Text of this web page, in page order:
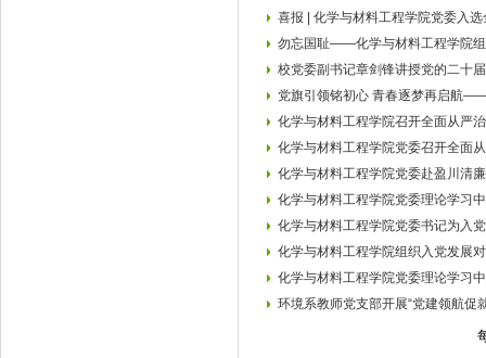
喜报 | 化学与材料工程学院党委入
勿忘国耻——化学与材料工程学院组
校党委副书记章剑锋讲授党的二十
党旗引领铭初心 青春逐梦再启航
化学与材料工程学院召开全面从严
化学与材料工程学院党委召开全面
化学与材料工程学院党委赴盈川清
化学与材料工程学院党委理论学习
化学与材料工程学院党委书记为入
化学与材料工程学院组织入党发展
化学与材料工程学院党委理论学习
环境系教师党支部开展“党建领航促